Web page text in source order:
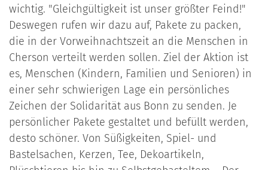
wichtig. "Gleichgültigkeit ist unser größter Feind!"
Deswegen rufen wir dazu auf, Pakete zu packen,
die in der Vorweihnachtszeit an die Menschen in
Cherson verteilt werden sollen. Ziel der Aktion ist
es, Menschen (Kindern, Familien und Senioren) in
einer sehr schwierigen Lage ein persönliches
Zeichen der Solidarität aus Bonn zu senden. Je
persönlicher Pakete gestaltet und befüllt werden,
desto schöner. Von Süßigkeiten, Spiel- und
Bastelsachen, Kerzen, Tee, Dekoartikeln,